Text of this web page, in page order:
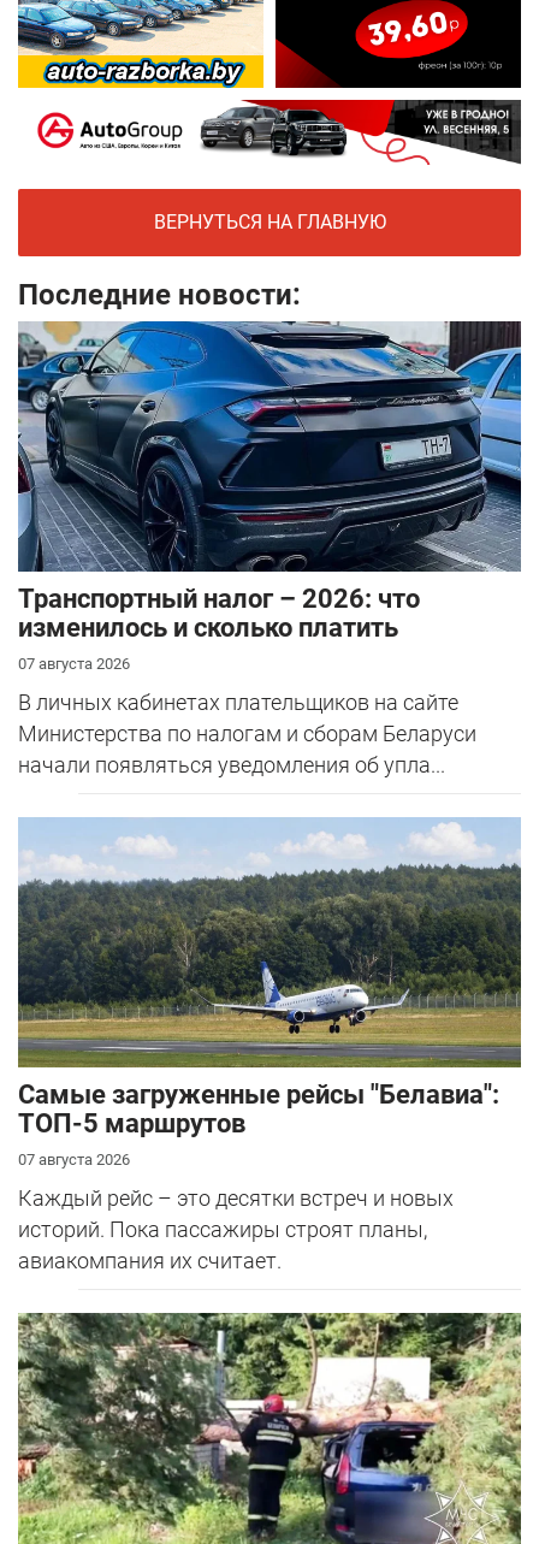
ВЕРНУТЬСЯ НА ГЛАВНУЮ
Последние новости:
Транспортный налог – 2026: что
изменилось и сколько платить
07 августа 2026
В личных кабинетах плательщиков на сайте
Министерства по налогам и сборам Беларуси
начали появляться уведомления об упла...
Самые загруженные рейсы "Белавиа":
ТОП-5 маршрутов
07 августа 2026
Каждый рейс – это десятки встреч и новых
историй. Пока пассажиры строят планы,
авиакомпания их считает.